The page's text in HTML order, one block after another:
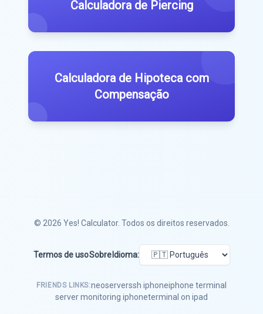
Calculadora de Piercing
Calculadora de Hipoteca com
Compensação
© 2026 Yes! Calculator. Todos os direitos reservados.
Termos de usoSobre Idioma:
FRIENDS LINKS:neoserverssh iphoneiphone terminal
server monitoring iphoneterminal on ipad